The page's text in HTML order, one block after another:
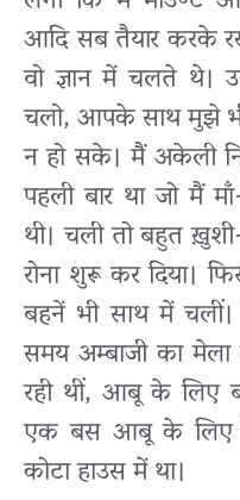
आदि सब तैयार करके
वो ज्ञान में चलते
चलो, आपके साथ मुझे
न हो सके। मैं अकेली
पहली बार था जो मैं
थी। चली तो बहुत
रोना शुरू कर दिया।
बहनें भी साथ में
समय अम्बाजी का
रही थीं, आबू के लिए
एक बस आबू के लिए
कोटा हाउस में था।